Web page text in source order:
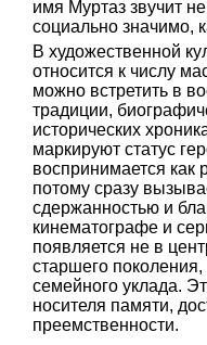
имя Муртаз звучит
социально значимо,
В художественной
относится к числу
можно встретить в
традиции,
исторических
маркируют статус
воспринимается как
потому сразу
сдержанностью и
кинематографе и
появляется не в
старшего
семейного уклада.
носителя памяти,
преемственности.